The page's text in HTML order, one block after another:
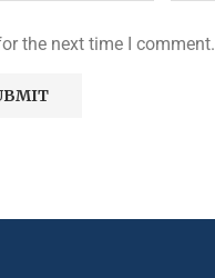
the next time I comment.